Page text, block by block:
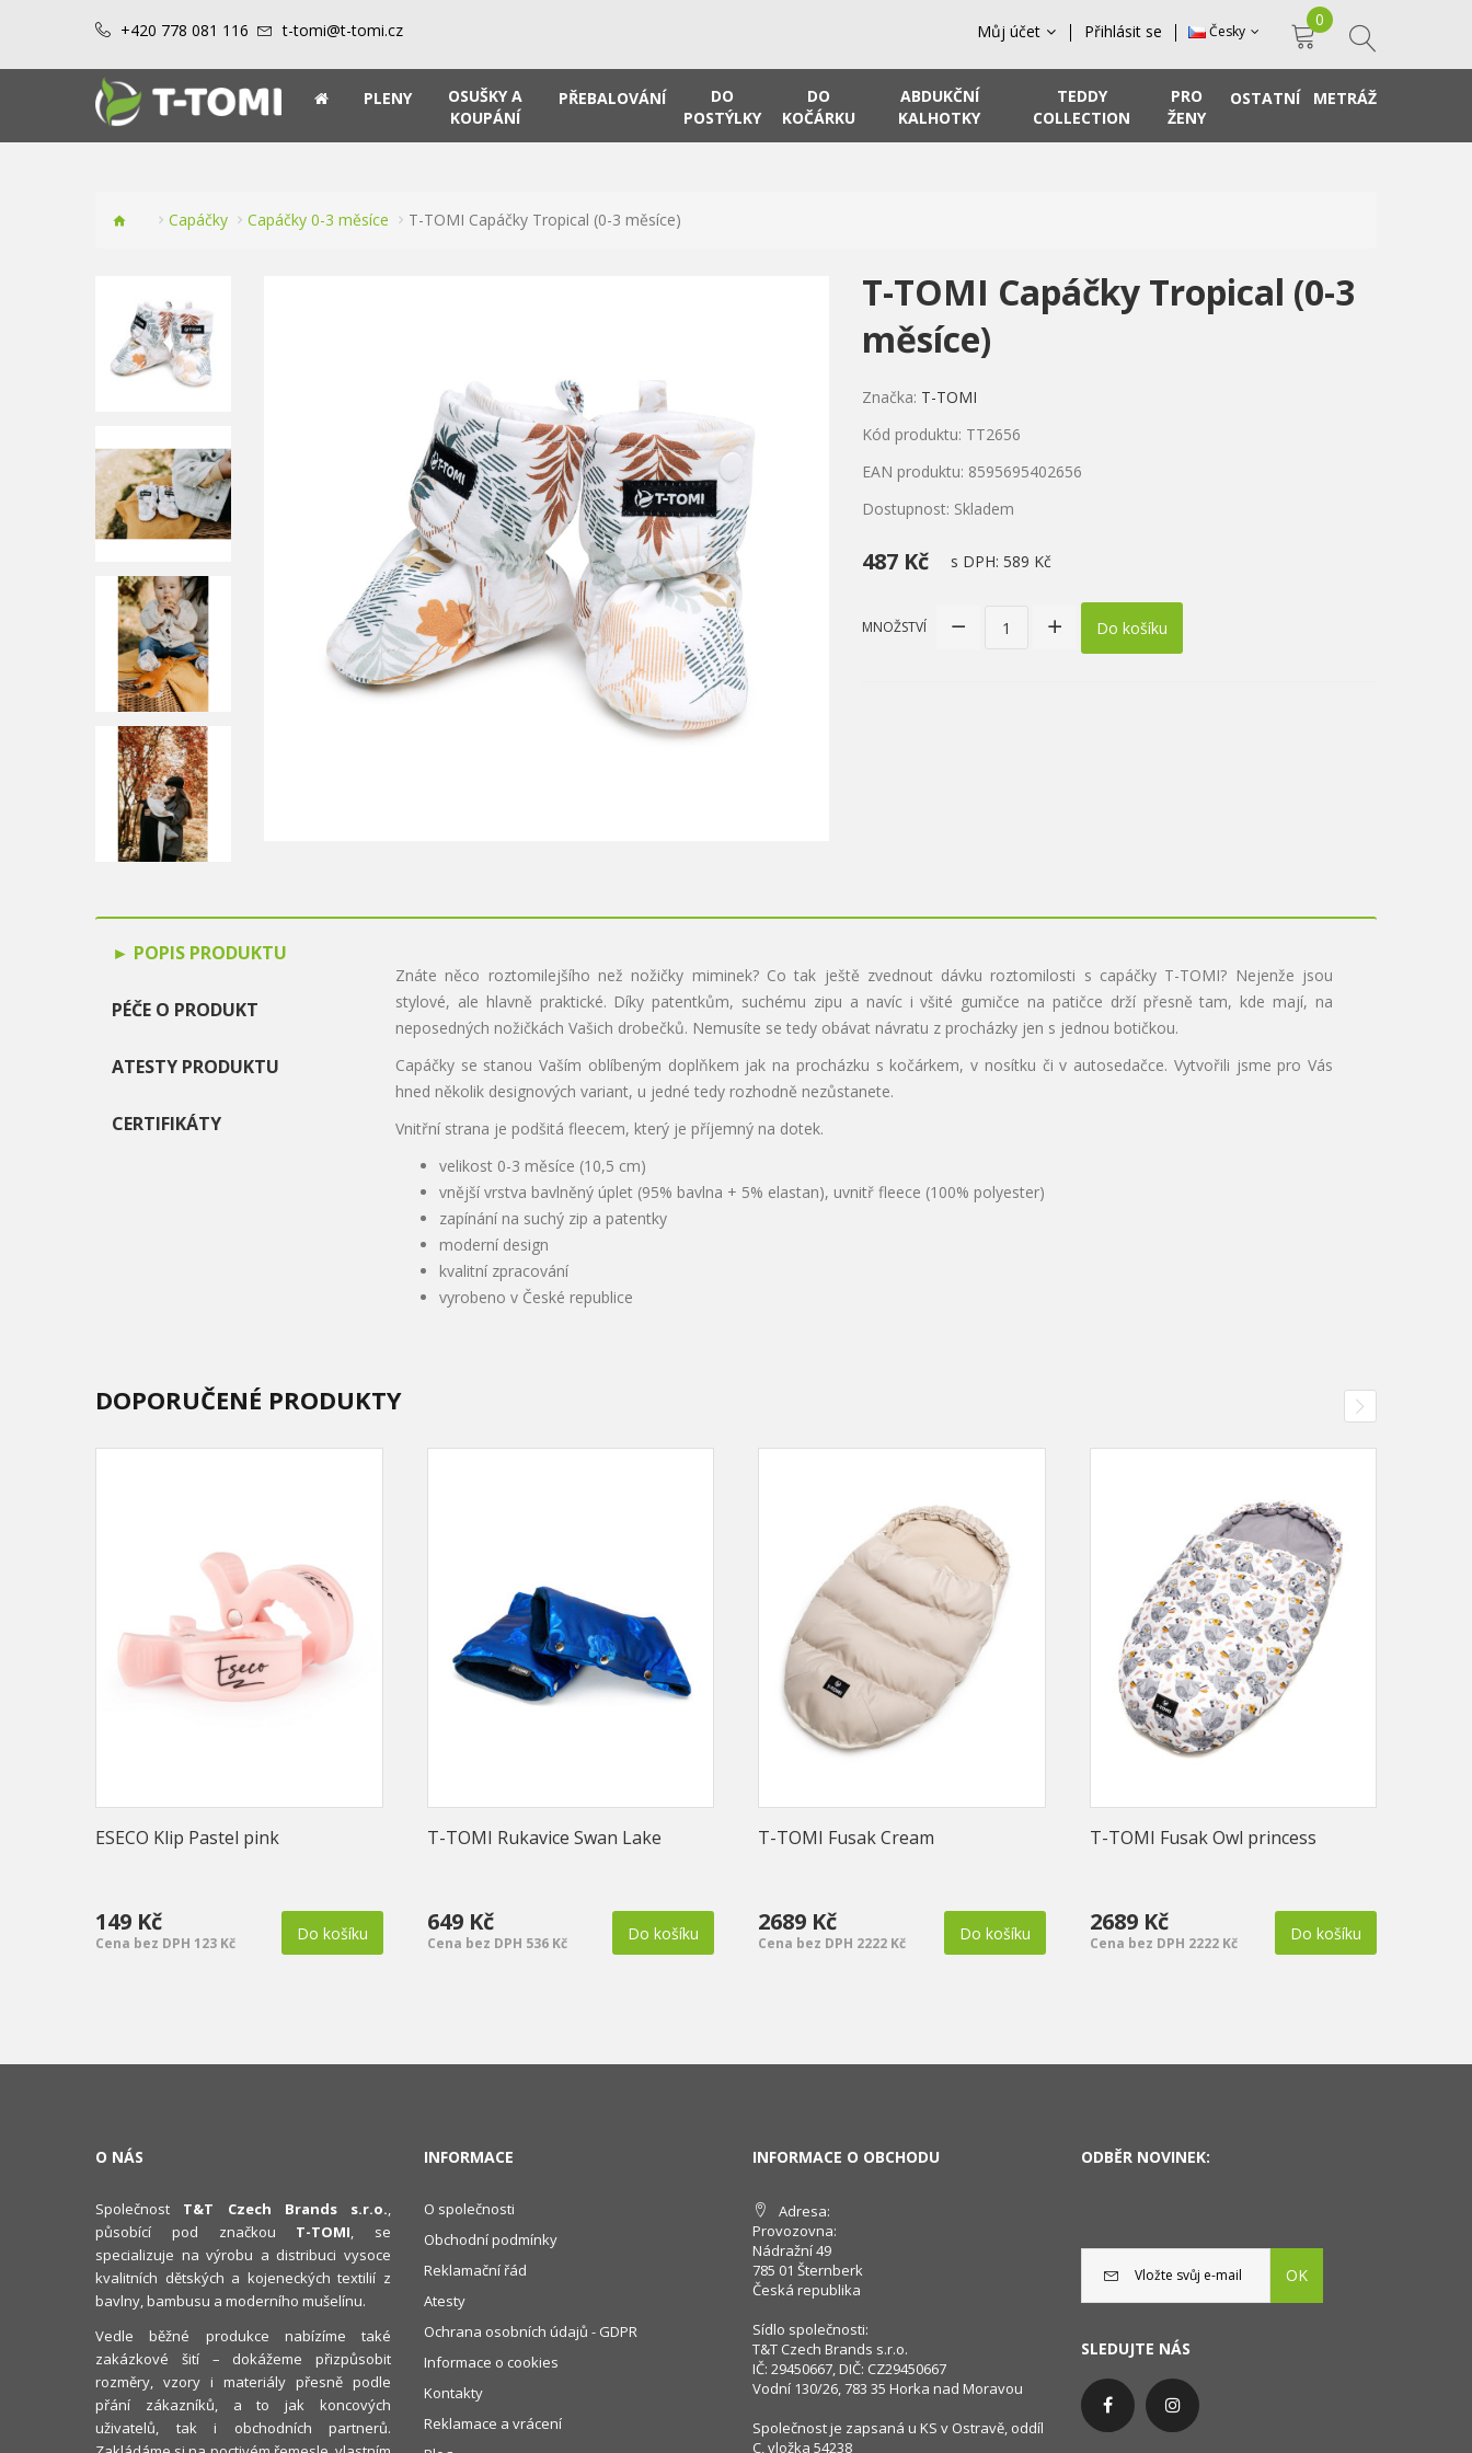
+420 778 081 116 t-tomi@t-tomi.cz Můj účet Přihlásit se Česky
0
PLENY
OSUŠKY A
KOUPÁNÍ
PŘEBALOVÁNÍ
DO
POSTÝLKY
DO
KOČÁRKU
ABDUKČNÍ
KALHOTKY
TEDDY
COLLECTION
PRO
ŽENY
OSTATNÍ METRÁŽ
Capáčky Capáčky 0-3 měsíce T-TOMI Capáčky Tropical (0-3 měsíce)
T-TOMI Capáčky Tropical (0-3
měsíce)
Značka: T-TOMI
Kód produktu: TT2656
EAN produktu: 8595695402656
Dostupnost: Skladem
487 Kč s DPH: 589 Kč
MNOŽSTVÍ Do košíku
POPIS PRODUKTU
PÉČE O PRODUKT
ATESTY PRODUKTU
CERTIFIKÁTY
Znáte něco roztomilejšího než nožičky miminek? Co tak ještě zvednout dávku roztomilosti s capáčky T-TOMI? Nejenže jsou
stylové, ale hlavně praktické. Díky patentkům, suchému zipu a navíc i všité gumičce na patičce drží přesně tam, kde mají, na
neposedných nožičkách Vašich drobečků. Nemusíte se tedy obávat návratu z procházky jen s jednou botičkou.
Capáčky se stanou Vaším oblíbeným doplňkem jak na procházku s kočárkem, v nosítku či v autosedačce. Vytvořili jsme pro Vás
hned několik designových variant, u jedné tedy rozhodně nezůstanete.
Vnitřní strana je podšitá fleecem, který je příjemný na dotek.
velikost 0-3 měsíce (10,5 cm)
vnější vrstva bavlněný úplet (95% bavlna + 5% elastan), uvnitř fleece (100% polyester)
zapínání na suchý zip a patentky
moderní design
kvalitní zpracování
vyrobeno v České republice
DOPORUČENÉ PRODUKTY
ESECO Klip Pastel pink
149 Kč
Cena bez DPH 123 Kč Do košíku
T-TOMI Rukavice Swan Lake
649 Kč
Cena bez DPH 536 Kč Do košíku
T-TOMI Fusak Cream
2689 Kč
Cena bez DPH 2222 Kč Do košíku
T-TOMI Fusak Owl princess
2689 Kč
Cena bez DPH 2222 Kč Do košíku
O NÁS
Společnost T&T Czech Brands s.r.o.,
působící pod značkou T-TOMI, se
specializuje na výrobu a distribuci vysoce
kvalitních dětských a kojeneckých textilií z
bavlny, bambusu a moderního mušelínu.
Vedle běžné produkce nabízíme také
zakázkové šití – dokážeme přizpůsobit
rozměry, vzory i materiály přesně podle
přání zákazníků, a to jak koncových
uživatelů, tak i obchodních partnerů.
INFORMACE
O společnosti
Obchodní podmínky
Reklamační řád
Atesty
Ochrana osobních údajů - GDPR
Informace o cookies
Kontakty
Reklamace a vrácení
INFORMACE O OBCHODU
Adresa:
Provozovna:
Nádražní 49
785 01 Šternberk
Česká republika
Sídlo společnosti:
T&T Czech Brands s.r.o.
IČ: 29450667, DIČ: CZ29450667
Vodní 130/26, 783 35 Horka nad Moravou
Společnost je zapsaná u KS v Ostravě, oddíl
C, vložka 54238
ODBĚR NOVINEK:
OK
SLEDUJTE NÁS